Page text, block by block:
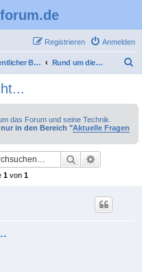
Anmelden
Registrieren
Öffentlicher Bereich Rund um dieses Forum
das Forum und seine Technik.
in den Bereich "Aktuelle Fragen
Suche
1 von 1